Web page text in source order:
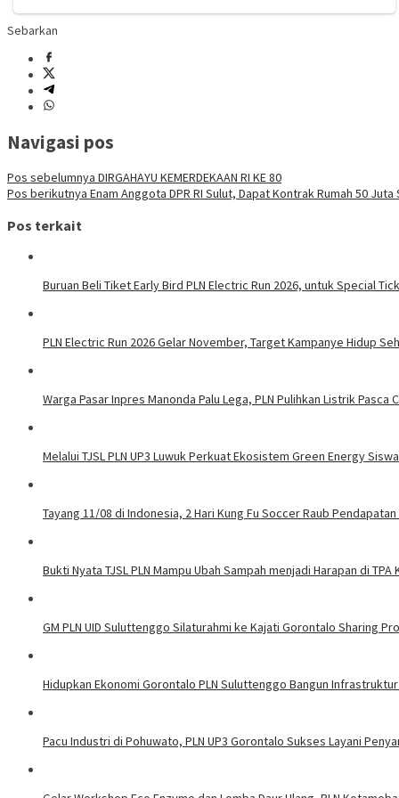
Sebarkan
Navigasi pos
Pos sebelumnya DIRGAHAYU KEMERDEKAAN RI KE 80
Pos berikutnya Enam Anggota DPR RI Sulut, Dapat Kontrak Rumah 50 Juta
Pos terkait
Buruan Beli Tiket Early Bird PLN Electric Run 2026, untuk Special
PLN Electric Run 2026 Gelar November, Target Kampanye Hidup
Warga Pasar Inpres Manonda Palu Lega, PLN Pulihkan Listrik Pasca
Melalui TJSL PLN UP3 Luwuk Perkuat Ekosistem Green Energy
Tayang 11/08 di Indonesia, 2 Hari Kung Fu Soccer Raub Pendapatan
Bukti Nyata TJSL PLN Mampu Ubah Sampah menjadi Harapan di TPA
GM PLN UID Suluttenggo Silaturahmi ke Kajati Gorontalo Sharing
Hidupkan Ekonomi Gorontalo PLN Suluttenggo Bangun
Pacu Industri di Pohuwato, PLN UP3 Gorontalo Sukses Layani